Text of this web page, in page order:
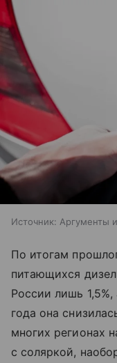
Источник: Аргументы
По итогам
питающихся
России лишь 1,5%,
года она
многих регионах
с соляркой,